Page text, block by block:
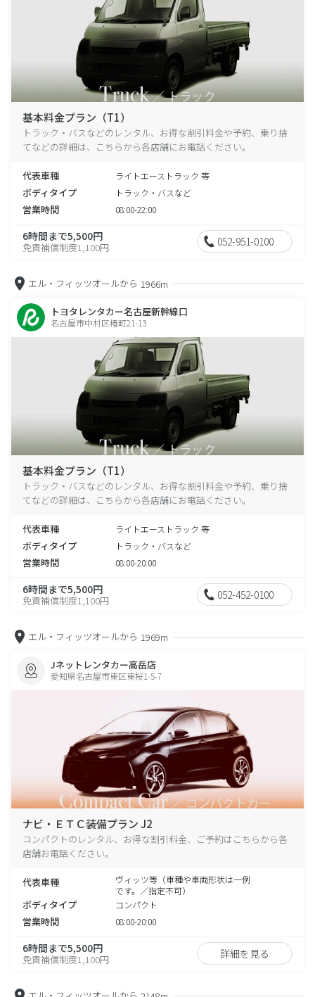
基本料金プラン（T1）
トラック・バスなどのレンタル、お得な割引料金や予約、乗り捨
てなどの詳細は、こちらから各店舗にお電話ください。
代表車種 ライトエーストラック 等
ボディタイプ トラック・バスなど
営業時間 08:00-22:00
6時間まで5,500円
免責補償制度1,100円 052-951-0100
エル・フィッツオールから 1966m
トヨタレンタカー名古屋新幹線口
名古屋市中村区椿町21-13
基本料金プラン（T1）
トラック・バスなどのレンタル、お得な割引料金や予約、乗り捨
てなどの詳細は、こちらから各店舗にお電話ください。
代表車種 ライトエーストラック 等
ボディタイプ トラック・バスなど
営業時間 08:00-20:00
6時間まで5,500円
免責補償制度1,100円 052-452-0100
エル・フィッツオールから 1969m
Jネットレンタカー高岳店
愛知県名古屋市東区東桜1-5-7
ナビ・ＥＴＣ装備プラン J2
コンパクトのレンタル、お得な割引料金、ご予約はこちらから各
店舗お電話ください。
代表車種
ヴィッツ等（車種や車両形状は一例
です。／指定不可）
ボディタイプ コンパクト
営業時間 08:00-20:00
6時間まで5,500円
免責補償制度1,100円 詳細を見る